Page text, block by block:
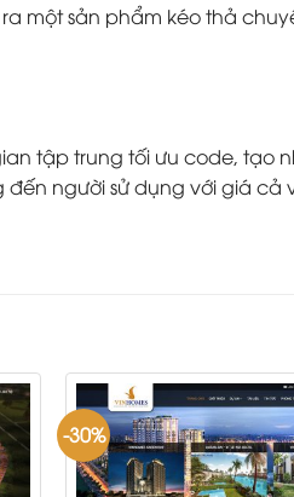
một sản phẩm kéo thả
tập trung tối ưu code, tạo
người sử dụng với giá cả
-30%